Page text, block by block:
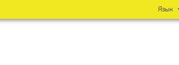
Язык